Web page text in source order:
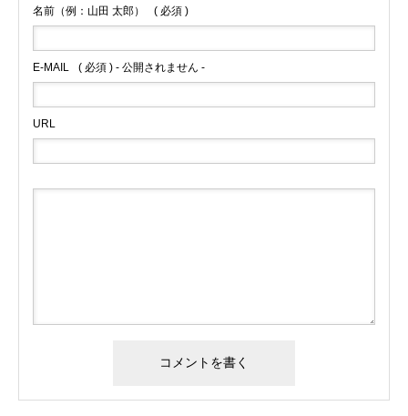
名前（例：山田 太郎） ( 必須 )
E-MAIL ( 必須 ) - 公開されません -
URL